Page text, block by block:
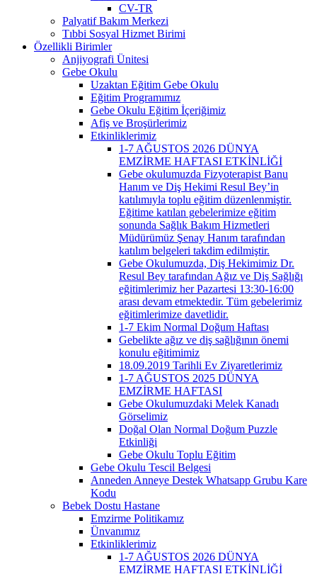
CV-TR
Palyatif Bakım Merkezi
Tıbbi Sosyal Hizmet Birimi
Özellikli Birimler
Anjiyografi Ünitesi
Gebe Okulu
Uzaktan Eğitim Gebe Okulu
Eğitim Programımız
Gebe Okulu Eğitim İçeriğimiz
Afiş ve Broşürlerimiz
Etkinliklerimiz
1-7 AĞUSTOS 2026 DÜNYA
EMZİRME HAFTASI ETKİNLİĞİ
Gebe okulumuzda Fizyoterapist Banu
Hanım ve Diş Hekimi Resul Bey’in
katılımıyla toplu eğitim düzenlenmiştir.
Eğitime katılan gebelerimize eğitim
sonunda Sağlık Bakım Hizmetleri
Müdürümüz Şenay Hanım tarafından
katılım belgeleri takdim edilmiştir.
Gebe Okulumuzda, Diş Hekimimiz Dr.
Resul Bey tarafından Ağız ve Diş Sağlığı
eğitimlerimiz her Pazartesi 13:30-16:00
arası devam etmektedir. Tüm gebelerimiz
eğitimlerimize davetlidir.
1-7 Ekim Normal Doğum Haftası
Gebelikte ağız ve diş sağlığının önemi
konulu eğitimimiz
18.09.2019 Tarihli Ev Ziyaretlerimiz
1-7 AĞUSTOS 2025 DÜNYA
EMZİRME HAFTASI
Gebe Okulumuzdaki Melek Kanadı
Görselimiz
Doğal Olan Normal Doğum Puzzle
Etkinliği
Gebe Okulu Toplu Eğitim
Gebe Okulu Tescil Belgesi
Anneden Anneye Destek Whatsapp Grubu Kare
Kodu
Bebek Dostu Hastane
Emzirme Politikamız
Ünvanımız
Etkinliklerimiz
1-7 AĞUSTOS 2026 DÜNYA
EMZİRME HAFTASI ETKİNLİĞİ